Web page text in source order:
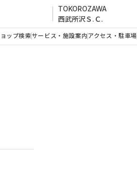
TOKOROZAWA
西武所沢Ｓ.Ｃ.
ップ検索サービス・施設案内 アクセス・駐車場